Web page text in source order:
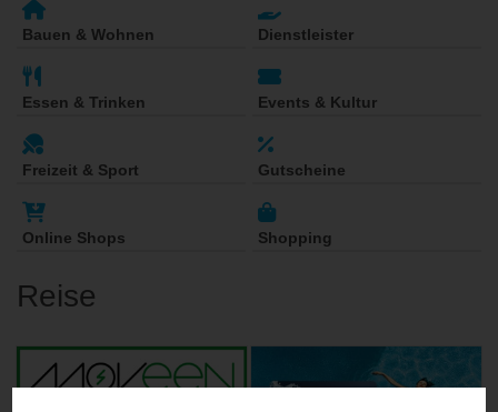
Bauen & Wohnen Dienstleister
Essen & Trinken Events & Kultur
Freizeit & Sport Gutscheine
Online Shops Shopping
Reise